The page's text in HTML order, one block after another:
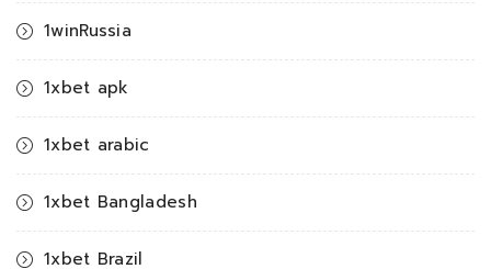
1winRussia
1xbet apk
1xbet arabic
1xbet Bangladesh
1xbet Brazil